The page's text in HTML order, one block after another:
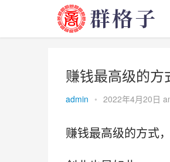
赚钱最高级的
admin • 2022年4月20日
赚钱最高级的方式